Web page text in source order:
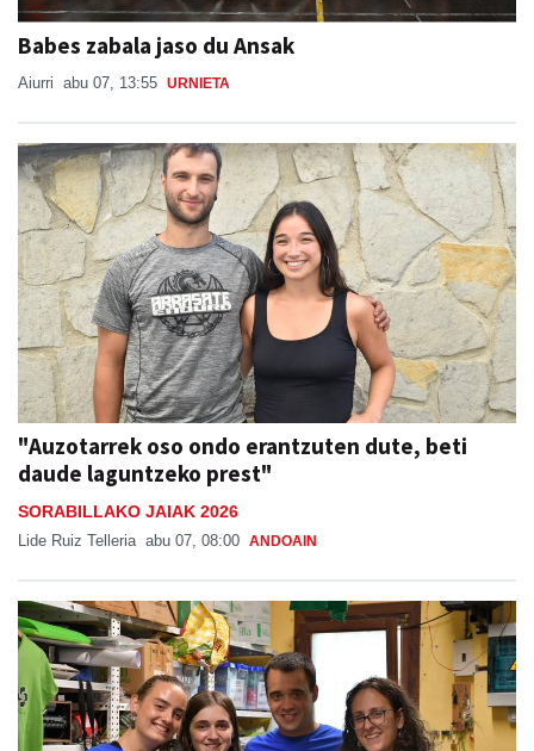
Babes zabala jaso du Ansak
Aiurri abu 07, 13:55 URNIETA
"Auzotarrek oso ondo erantzuten dute, beti
daude laguntzeko prest"
SORABILLAKO JAIAK 2026
Lide Ruiz Telleria abu 07, 08:00 ANDOAIN